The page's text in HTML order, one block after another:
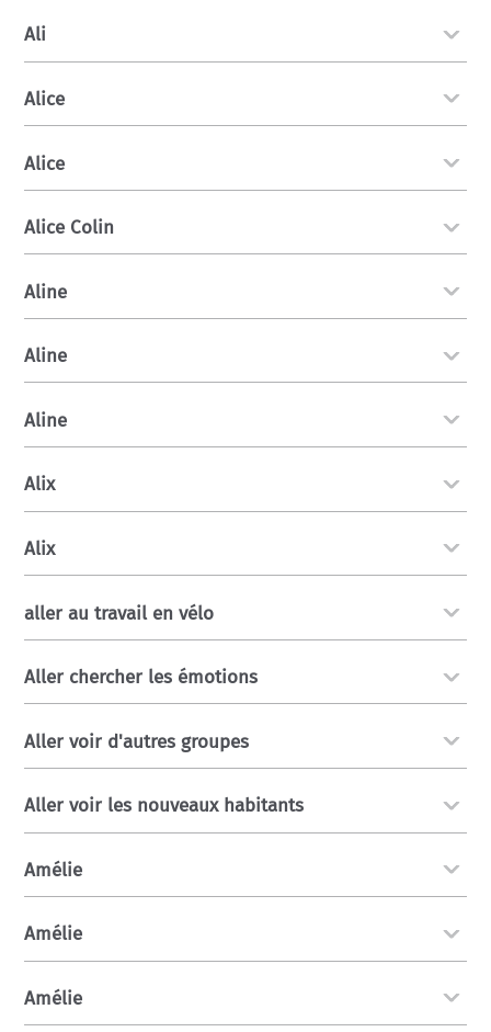
Ali
Alice
Alice
Alice Colin
Aline
Aline
Aline
Alix
Alix
aller au travail en vélo
Aller chercher les émotions
Aller voir d'autres groupes
Aller voir les nouveaux habitants
Amélie
Amélie
Amélie